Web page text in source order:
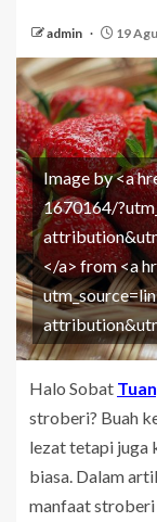
admin 19
Image by <a
1670164/
</a> from <a
Halo Sobat
stroberi? Buah
lezat tetapi juga
biasa. Dalam
manfaat stroberi